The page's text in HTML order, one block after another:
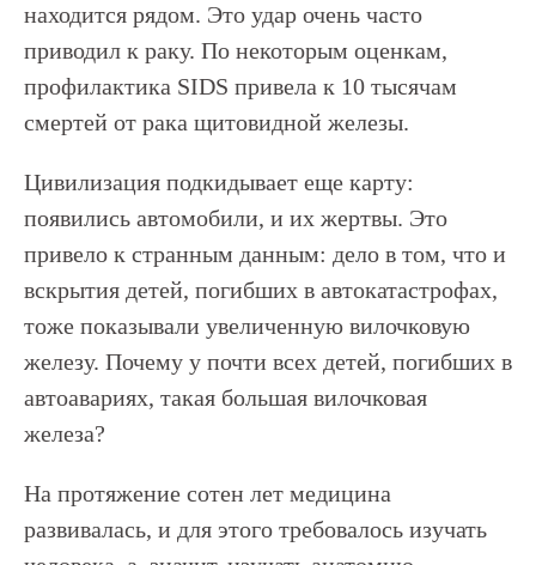
находится рядом. Это удар очень часто
приводил к раку. По некоторым оценкам,
профилактика SIDS привела к 10 тысячам
смертей от рака щитовидной железы.
Цивилизация подкидывает еще карту:
появились автомобили, и их жертвы. Это
привело к странным данным: дело в том, что и
вскрытия детей, погибших в автокатастрофах,
тоже показывали увеличенную вилочковую
железу. Почему у почти всех детей, погибших в
автоавариях, такая большая вилочковая
железа?
На протяжение сотен лет медицина
развивалась, и для этого требовалось изучать